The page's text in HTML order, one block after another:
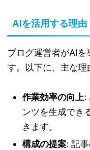
AIを活用する理由
ブログ運営者がAIを
す。以下に、主な理
作業効率の向上:
ンツを生成でき
きます。
構成の提案: 記